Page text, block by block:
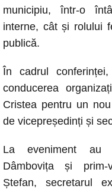
municipiu, într-o
interne, cât și rolului
publică.
În cadrul
conducerea
Cristea pentru un
de vicepreședinți și
La eveniment au
Dâmbovița și prim-
Ștefan, secretarul